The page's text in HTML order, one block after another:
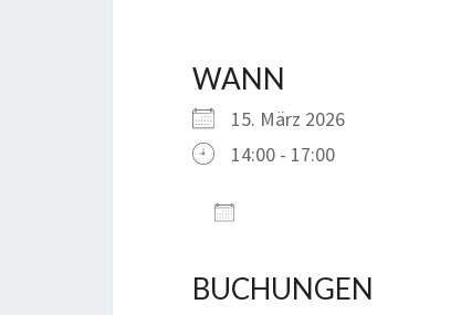
WANN
15. März 2026
14:00 - 17:00
BUCHUNGEN